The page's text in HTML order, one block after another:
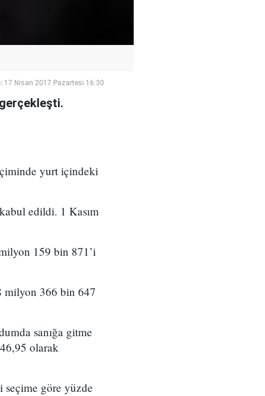
17 Nisan 2017 Pazartesi 16:30
yurt içindeki
edildi. 1 Kasım
159 bin 871’i
milyon 366 bin 647
sanığa gitme
olarak
seçime göre yüzde